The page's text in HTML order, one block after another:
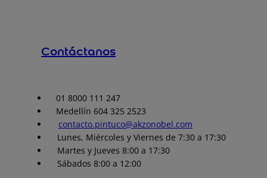
Contáctanos
01 8000 111 247
Medellín 604 325 2523
contacto.pintuco@akzonobel.com
Lunes, Miércoles y Viernes de 7:30 a 17:30
Martes y Jueves 8:00 a 17:30
Sábados 8:00 a 12:00